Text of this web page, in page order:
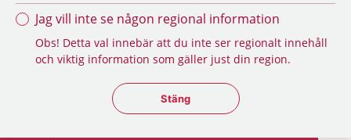
Jag vill inte se någon regional information
Obs! Detta val innebär att du inte ser regionalt innehåll
och viktig information som gäller just din region.
Stäng regionsväljaren
Stäng